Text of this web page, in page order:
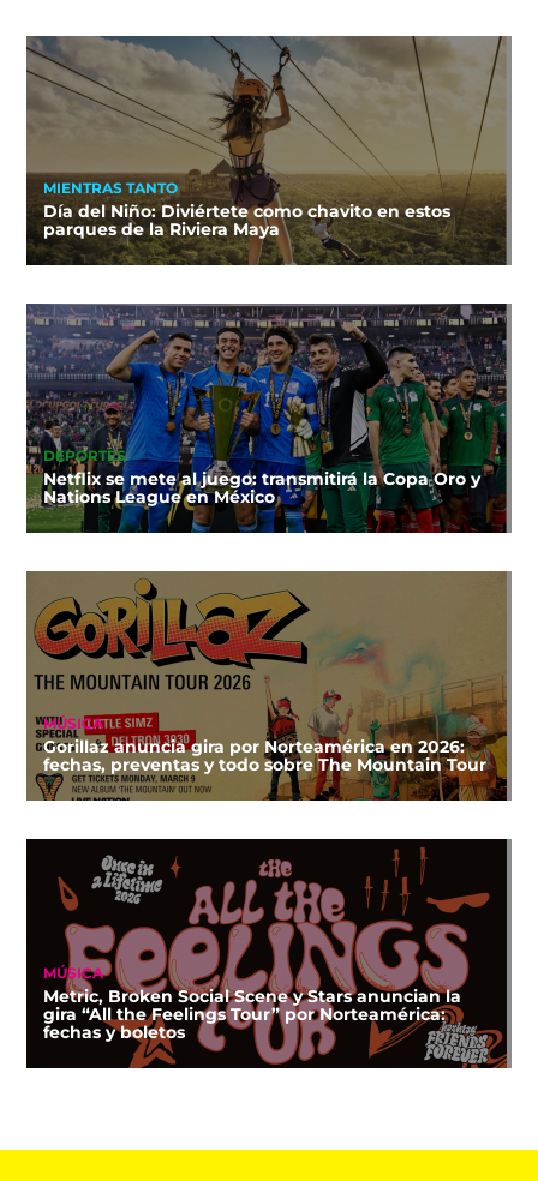
MIENTRAS TANTO
Día del Niño: Diviértete como chavito en estos
parques de la Riviera Maya
DEPORTES
Netflix se mete al juego: transmitirá la Copa Oro y
Nations League en México
MÚSICA
Gorillaz anuncia gira por Norteamérica en 2026:
fechas, preventas y todo sobre The Mountain Tour
MÚSICA
Metric, Broken Social Scene y Stars anuncian la
gira “All the Feelings Tour” por Norteamérica:
fechas y boletos